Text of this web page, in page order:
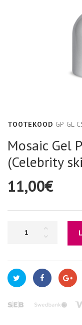
TOOTEKOOD GP-GL-
Mosaic Gel
(Celebrity
11,00€
Geelid
Bling glittergeel
One stroke Art
Neoon One
Metallist
Stardust
Polycolor